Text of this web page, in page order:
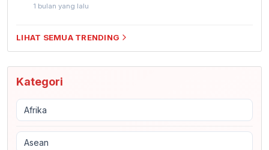
1 bulan yang lalu
LIHAT SEMUA TRENDING
Kategori
Afrika
Asean